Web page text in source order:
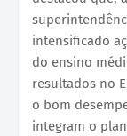
intensificado
do ensino
resultados no
o bom
integram o